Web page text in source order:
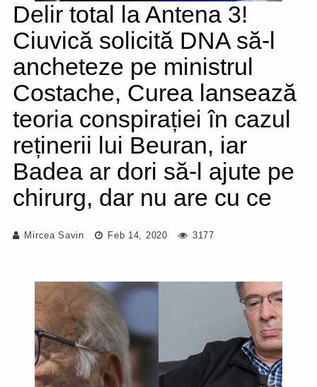
Delir total la Antena 3!
Ciuvică solicită DNA să-l
ancheteze pe ministrul
Costache, Curea lansează
teoria conspirației în cazul
reținerii lui Beuran, iar
Badea ar dori să-l ajute pe
chirurg, dar nu are cu ce
Mircea Savin Feb 14, 2020 3177